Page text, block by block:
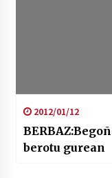
2012/01/12
berotu gurean